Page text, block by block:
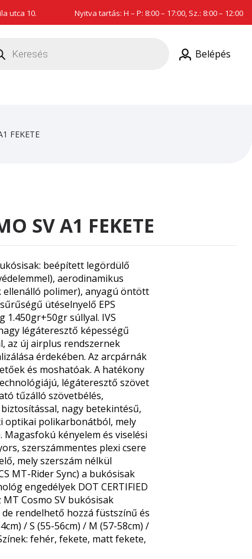
utca 10. Nyitva tartás: H – P: 8:00 – 17:00, Sz.: 8:00 – 12:00
Belépés
FEKETE
SV A1 FEKETE
beépített legördülő
aerodinamikus
polimer), anyagú öntött
ütéselnyelő EPS
súllyal. IVS
légáteresztő képességű
az új airplus rendszernek
érdekében. Az arcpárnák
és moshatóak. A hatékony
légáteresztő szövet
tűzálló szövetbélés,
nagy betekintésű,
optikai polikarbonátból, mely
kényelem és viselési
szerszámmentes plexi csere
mely szerszám nélkül
MT-Rider Sync) a bukósisak
engedélyek DOT CERTIFIED
MT Cosmo SV bukósisak
rendelhető hozzá füstszínű és
/ S (55-56cm) / M (57-58cm) /
fehér, fekete, matt fekete,